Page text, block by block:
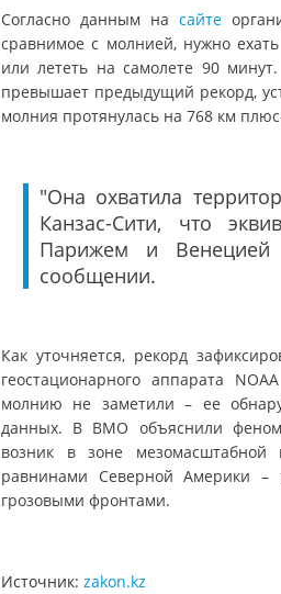
Согласно данным на сайте
сравнимое с молнией, нужно
или лететь на самолете 90
превышает предыдущий рекорд,
молния протянулась на 768 км
"Она охватила
Канзас-Сити, что
Парижем и
сообщении.
Как уточняется, рекорд
геостационарного аппарата
молнию не заметили – ее
данных. В ВМО объяснили
возник в зоне мезомасштабной
равнинами Северной Америки –
грозовыми фронтами.
Источник: zakon.kz